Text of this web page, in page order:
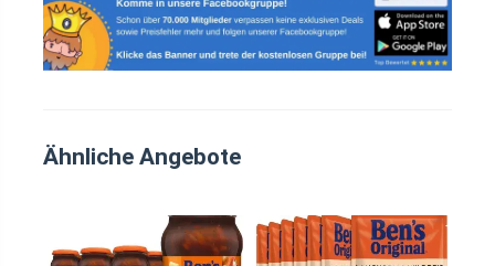
Ähnliche Angebote